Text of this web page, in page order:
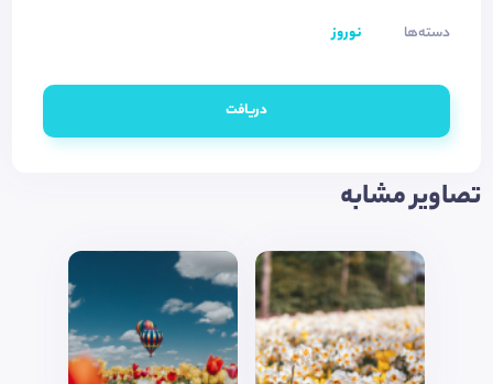
دسته‌ها نوروز
دریافت
تصاویر مشابه